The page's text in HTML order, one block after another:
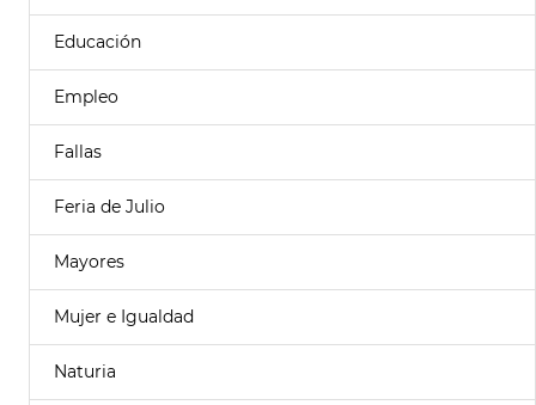
Educación
Empleo
Fallas
Feria de Julio
Mayores
Mujer e Igualdad
Naturia